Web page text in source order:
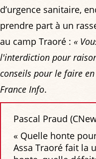
d’urgence sanitaire,
prendre part à un
au camp Traoré : «
l'interdiction pour
conseils pour le faire
France Info.
Pascal Praud
« Quelle honte
Assa Traoré fait la